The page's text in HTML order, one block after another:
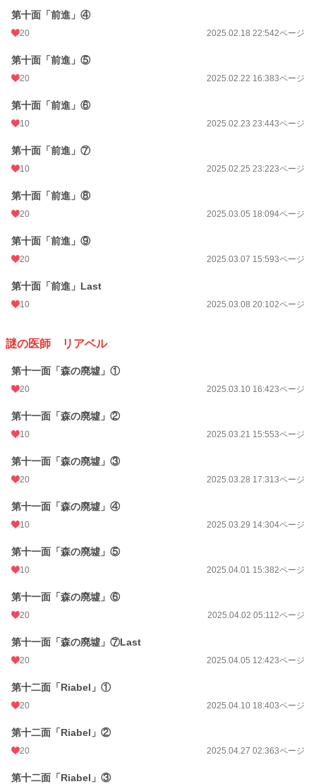
第十面「前進」④
20 2025.02.18 22:542ページ
第十面「前進」⑤
20 2025.02.22 16:383ページ
第十面「前進」⑥
10 2025.02.23 23:443ページ
第十面「前進」⑦
10 2025.02.25 23:223ページ
第十面「前進」⑧
20 2025.03.05 18:094ページ
第十面「前進」⑨
20 2025.03.07 15:593ページ
第十面「前進」Last
10 2025.03.08 20:102ページ
謎の医師 リアベル
第十一面「森の廃墟」①
20 2025.03.10 16:423ページ
第十一面「森の廃墟」②
10 2025.03.21 15:553ページ
第十一面「森の廃墟」③
20 2025.03.28 17:313ページ
第十一面「森の廃墟」④
10 2025.03.29 14:304ページ
第十一面「森の廃墟」⑤
10 2025.04.01 15:382ページ
第十一面「森の廃墟」⑥
20 2025.04.02 05:112ページ
第十一面「森の廃墟」⑦Last
20 2025.04.05 12:423ページ
第十二面「Riabel」①
20 2025.04.10 18:403ページ
第十二面「Riabel」②
20 2025.04.27 02:363ページ
第十二面「Riabel」③